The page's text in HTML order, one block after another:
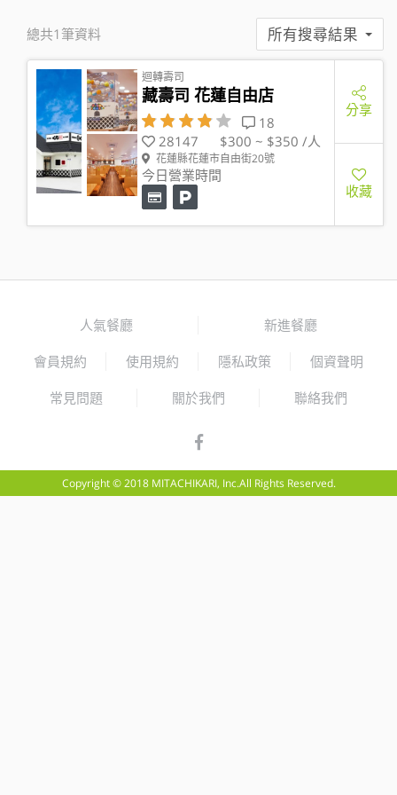
總共1筆資料 所有搜尋結果
迴轉壽司
藏壽司 花蓮自由店
18
28147
$300 ~ $350 /人
花蓮縣花蓮市自由街20號
今日營業時間
分享
收藏
人氣餐廳 新進餐廳
會員規約 使用規約 隱私政策 個資聲明
常見問題 關於我們 聯絡我們
Copyright © 2018 MITACHIKARI, Inc.All Rights Reserved.